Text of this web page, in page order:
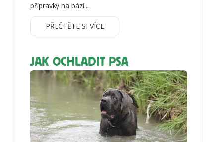
přípravky na bázi...
PŘEČTĚTE SI VÍCE
JAK OCHLADIT PSA